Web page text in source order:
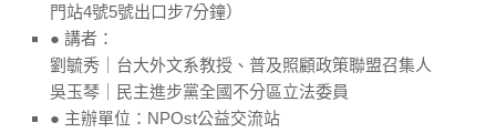
門站4號5號出口步7分鐘）
● 講者：
劉毓秀｜台大外文系教授、普及照顧政策聯盟召集人
吳玉琴｜民主進步黨全國不分區立法委員
● 主辦單位：NPOst公益交流站